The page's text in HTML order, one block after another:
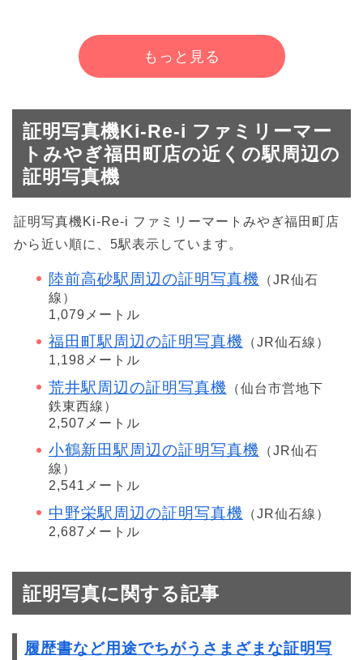
もっと見る
証明写真機Ki-Re-i ファミリーマー
トみやぎ福田町店の近くの駅周辺の
証明写真機
証明写真機Ki-Re-i ファミリーマートみやぎ福田町店
から近い順に、5駅表示しています。
陸前高砂駅周辺の証明写真機
（JR仙石
線）
1,079メートル
福田町駅周辺の証明写真機
（JR仙石線）
1,198メートル
荒井駅周辺の証明写真機
（仙台市営地下
鉄東西線）
2,507メートル
小鶴新田駅周辺の証明写真機
（JR仙石
線）
2,541メートル
中野栄駅周辺の証明写真機
（JR仙石線）
2,687メートル
証明写真に関する記事
履歴書など用途でちがうさまざまな証明写